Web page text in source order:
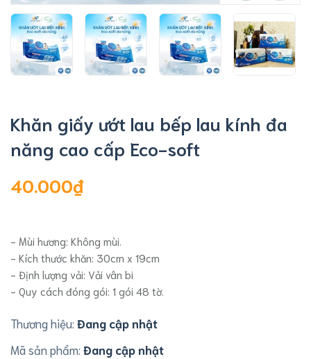
Khăn giấy ướt lau bếp lau kính đa
năng cao cấp Eco-soft
40.000₫
- Mùi hương: Không mùi.
- Kích thước khăn: 30cm x 19cm
- Định lượng vải: Vải vân bi
- Quy cách đóng gói: 1 gói 48 tờ.
Thương hiệu: Đang cập nhật
Mã sản phẩm: Đang cập nhật